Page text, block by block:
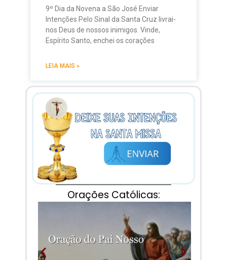
9º Dia da Novena a São José Enviar
Intenções Pelo Sinal da Santa Cruz livrai-
nos Deus de nossos inimigos. Vinde,
Espírito Santo, enchei os corações
LEIA MAIS »
Orações Católicas: